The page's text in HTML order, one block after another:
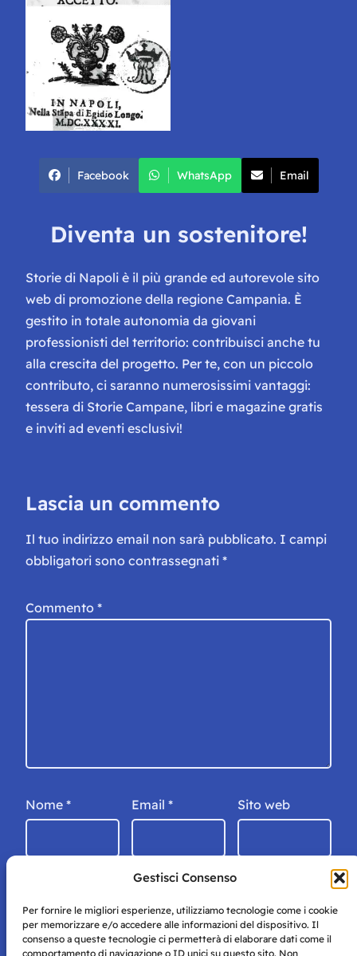
Gestisci Consenso
Per fornire le migliori esperienze, utilizziamo tecnologie come i cookie
per memorizzare e/o accedere alle informazioni del dispositivo. Il
consenso a queste tecnologie ci permetterà di elaborare dati come il
comportamento di navigazione o ID unici su questo sito. Non
Facebook WhatsApp Email
Diventa un sostenitore!
Storie di Napoli è il più grande ed autorevole sito
web di promozione della regione Campania. È
gestito in totale autonomia da giovani
professionisti del territorio: contribuisci anche tu
alla crescita del progetto. Per te, con un piccolo
contributo, ci saranno numerosissimi vantaggi:
tessera di Storie Campane, libri e magazine gratis
e inviti ad eventi esclusivi!
Lascia un commento
Il tuo indirizzo email non sarà pubblicato. I campi
obbligatori sono contrassegnati *
Commento *
Nome * Email * Sito web